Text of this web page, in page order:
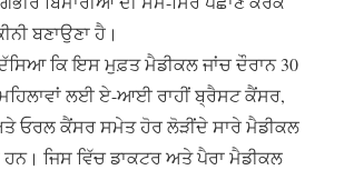
ਬਣਾਉਣਾ ਹੈ।
ਕਿ ਇਸ ਮੁਫ਼ਤ ਮੈਡੀਕਲ ਜਾਂਚ ਦੌਰਾਨ 30
ਲਈ ਏ-ਆਈ ਰਾਹੀਂ ਬ੍ਰੈਸਟ ਕੈਂਸਰ,
ਓਰਲ ਕੈਂਸਰ ਸਮੇਤ ਹੋਰ ਲੋੜੀਂਦੇ ਸਾਰੇ ਮੈਡੀਕਲ
ਜਿਸ ਵਿੱਚ ਡਾਕਟਰ ਅਤੇ ਪੈਰਾ ਮੈਡੀਕਲ